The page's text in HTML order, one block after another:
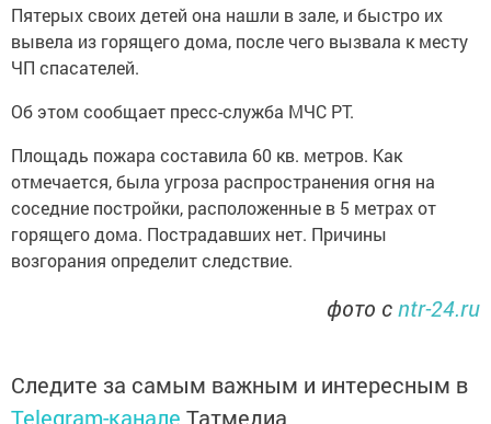
Пятерых своих детей она нашли в зале, и быстро их
вывела из горящего дома, после чего вызвала к месту
ЧП спасателей.
Об этом сообщает пресс-служба МЧС РТ.
Площадь пожара составила 60 кв. метров. Как
отмечается, была угроза распространения огня на
соседние постройки, расположенные в 5 метрах от
горящего дома. Пострадавших нет. Причины
возгорания определит следствие.
фото сntr-24.ru
Следите за самым важным и интересным в
Telegram-канале Татмедиа